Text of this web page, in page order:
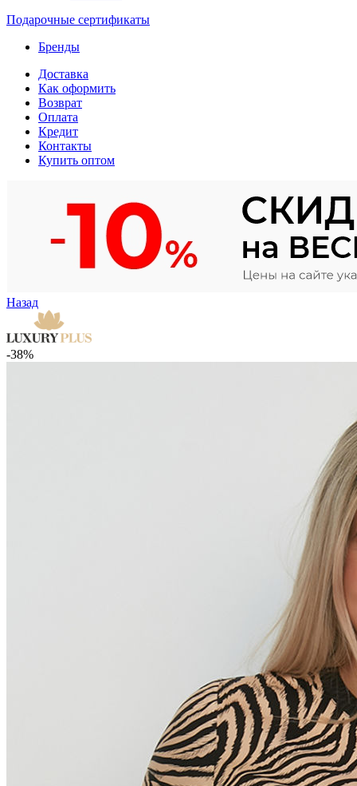
Подарочные сертификаты
Бренды
Доставка
Как оформить
Возврат
Оплата
Кредит
Контакты
Купить оптом
Назад
-38%